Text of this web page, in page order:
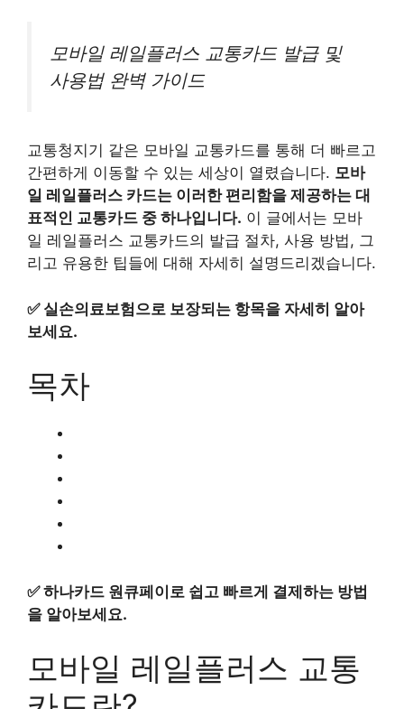
모바일 레일플러스 교통카드 발급 및
사용법 완벽 가이드
교통청지기 같은 모바일 교통카드를 통해 더 빠르고
간편하게 이동할 수 있는 세상이 열렸습니다. 모바
일 레일플러스 카드는 이러한 편리함을 제공하는 대
표적인 교통카드 중 하나입니다. 이 글에서는 모바
일 레일플러스 교통카드의 발급 절차, 사용 방법, 그
리고 유용한 팁들에 대해 자세히 설명드리겠습니다.
✅ 실손의료보험으로 보장되는 항목을 자세히 알아
보세요.
목차
✅하나카드 원큐페이로 쉽고 빠르게 결제하는 방법
을 알아보세요.
모바일 레일플러스 교통